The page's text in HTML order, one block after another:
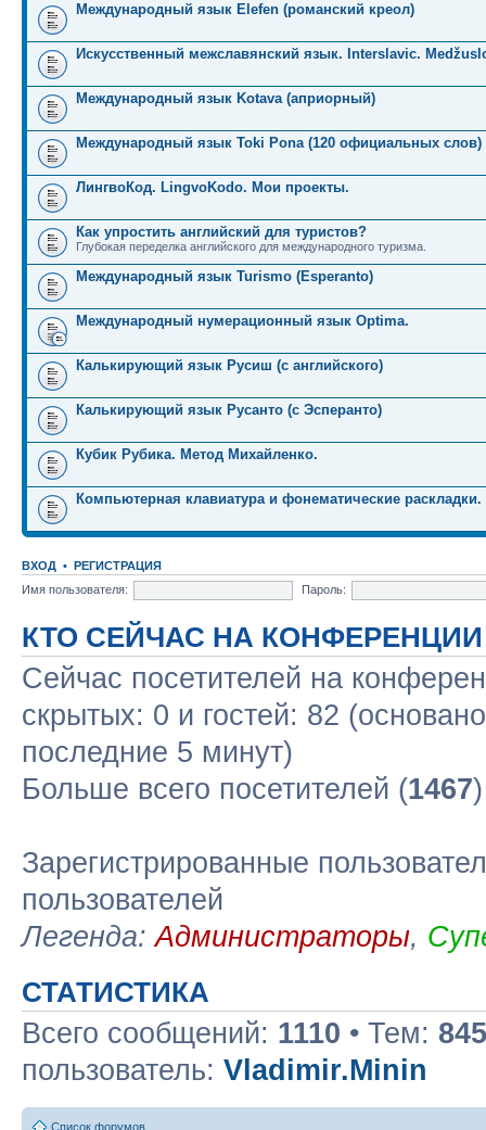
Международный язык Elefen (романский креол)
Искусственный межславянский язык. Interslavic.
Международный язык Kotava (априорный)
Международный язык Toki Pona (120 официальных слов)
ЛингвоКод. LingvoKodo. Мои проекты.
Как упростить английский для туристов?
Глубокая переделка английского для международного туризма.
Международный язык Turismo (Esperanto)
Международный нумерационный язык Optima.
Калькирующий язык Русиш (с английского)
Калькирующий язык Русанто (с Эсперанто)
Кубик Рубика. Метод Михайленко.
Компьютерная клавиатура и фонематические раскладки.
ВХОД • РЕГИСТРАЦИЯ
Имя пользователя:
Пароль:
КТО СЕЙЧАС НА КОНФЕРЕНЦИИ
Сейчас посетителей на
скрытых: 0 и гостей: 82
последние 5 минут)
Больше всего посетителей (1467
Зарегистрированные
пользователей
Легенда:Администраторы,
СТАТИСТИКА
Всего сообщений: 1110 • Тем: 845
пользователь: Vladimir.Minin
Список форумов